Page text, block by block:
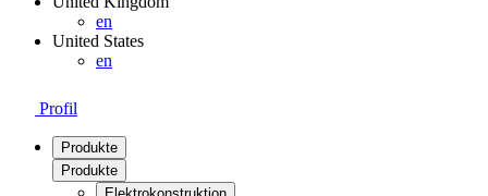
en
United States
en
Profil
Produkte
Produkte